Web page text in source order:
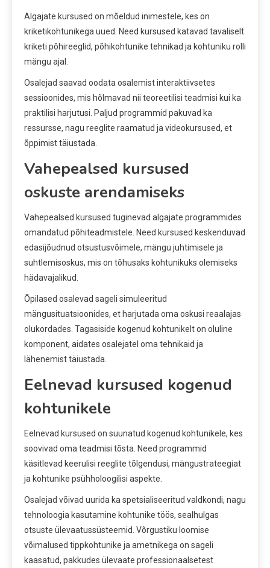
Algajate kursused on mõeldud inimestele, kes on
kriketikohtunikega uued. Need kursused katavad tavaliselt
kriketi põhireeglid, põhikohtunike tehnikad ja kohtuniku rolli
mängu ajal.
Osalejad saavad oodata osalemist interaktiivsetes
sessioonides, mis hõlmavad nii teoreetilisi teadmisi kui ka
praktilisi harjutusi. Paljud programmid pakuvad ka
ressursse, nagu reeglite raamatud ja videokursused, et
õppimist täiustada.
Vahepealsed kursused
oskuste arendamiseks
Vahepealsed kursused tuginevad algajate programmides
omandatud põhiteadmistele. Need kursused keskenduvad
edasijõudnud otsustusvõimele, mängu juhtimisele ja
suhtlemisoskus, mis on tõhusaks kohtunikuks olemiseks
hädavajalikud.
Õpilased osalevad sageli simuleeritud
mängusituatsioonides, et harjutada oma oskusi reaalajas
olukordades. Tagasiside kogenud kohtunikelt on oluline
komponent, aidates osalejatel oma tehnikaid ja
lähenemist täiustada.
Eelnevad kursused kogenud
kohtunikele
Eelnevad kursused on suunatud kogenud kohtunikele, kes
soovivad oma teadmisi tõsta. Need programmid
käsitlevad keerulisi reeglite tõlgendusi, mängustrateegiat
ja kohtunike psühholoogilisi aspekte.
Osalejad võivad uurida ka spetsialiseeritud valdkondi, nagu
tehnoloogia kasutamine kohtunike töös, sealhulgas
otsuste ülevaatussüsteemid. Võrgustiku loomise
võimalused tippkohtunike ja ametnikega on sageli
kaasatud, pakkudes ülevaate professionaalsetest